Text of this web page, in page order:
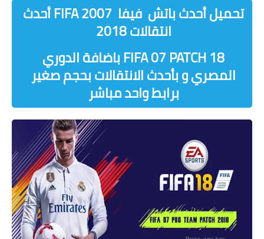
تحميل أحدث باتش فيفا FIFA 2007 أحدث
انتقالات 2018
18 FIFA 07 PATCH باضافة الدوري
المصري و بأحدث الانتقالات بحجم صغير
برابط واحد مباشر